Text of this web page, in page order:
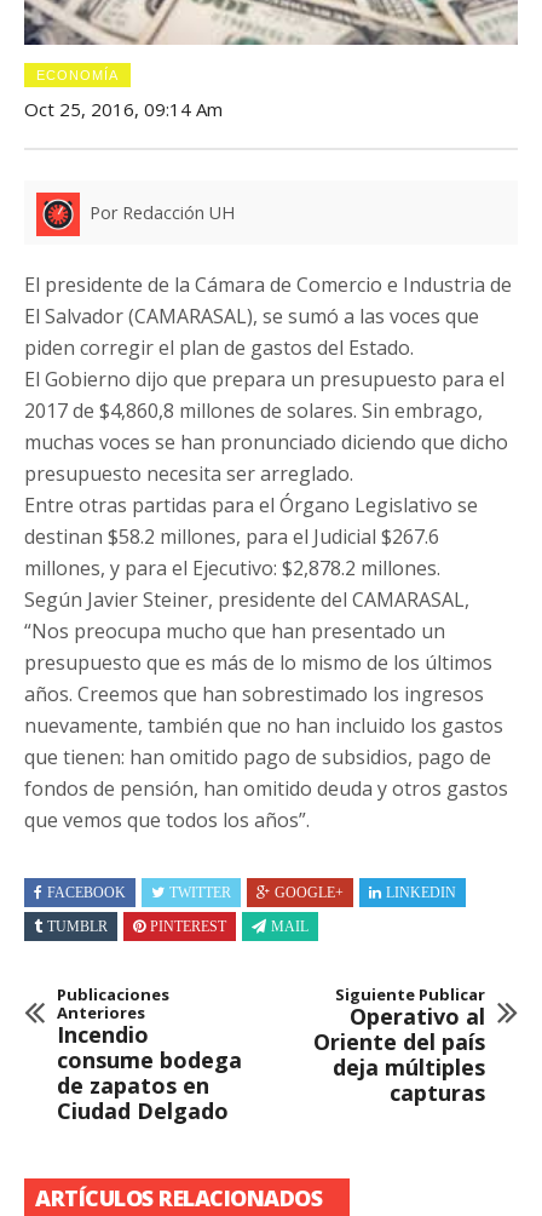
ECONOMÍA
Oct 25, 2016, 09:14 Am
Por Redacción UH
El presidente de la Cámara de Comercio e Industria de
El Salvador (CAMARASAL), se sumó a las voces que
piden corregir el plan de gastos del Estado.
El Gobierno dijo que prepara un presupuesto para el
2017 de $4,860,8 millones de solares. Sin embrago,
muchas voces se han pronunciado diciendo que dicho
presupuesto necesita ser arreglado.
Entre otras partidas para el Órgano Legislativo se
destinan $58.2 millones, para el Judicial $267.6
millones, y para el Ejecutivo: $2,878.2 millones.
Según Javier Steiner, presidente del CAMARASAL,
“Nos preocupa mucho que han presentado un
presupuesto que es más de lo mismo de los últimos
años. Creemos que han sobrestimado los ingresos
nuevamente, también que no han incluido los gastos
que tienen: han omitido pago de subsidios, pago de
fondos de pensión, han omitido deuda y otros gastos
que vemos que todos los años”.
FACEBOOK TWITTER GOOGLE+
LINKEDIN
TUMBLR
PINTEREST MAIL
Publicaciones
Anteriores
Incendio
consume bodega
de zapatos en
Ciudad Delgado
Siguiente Publicar
Operativo al
Oriente del país
deja múltiples
capturas
ARTÍCULOS RELACIONADOS